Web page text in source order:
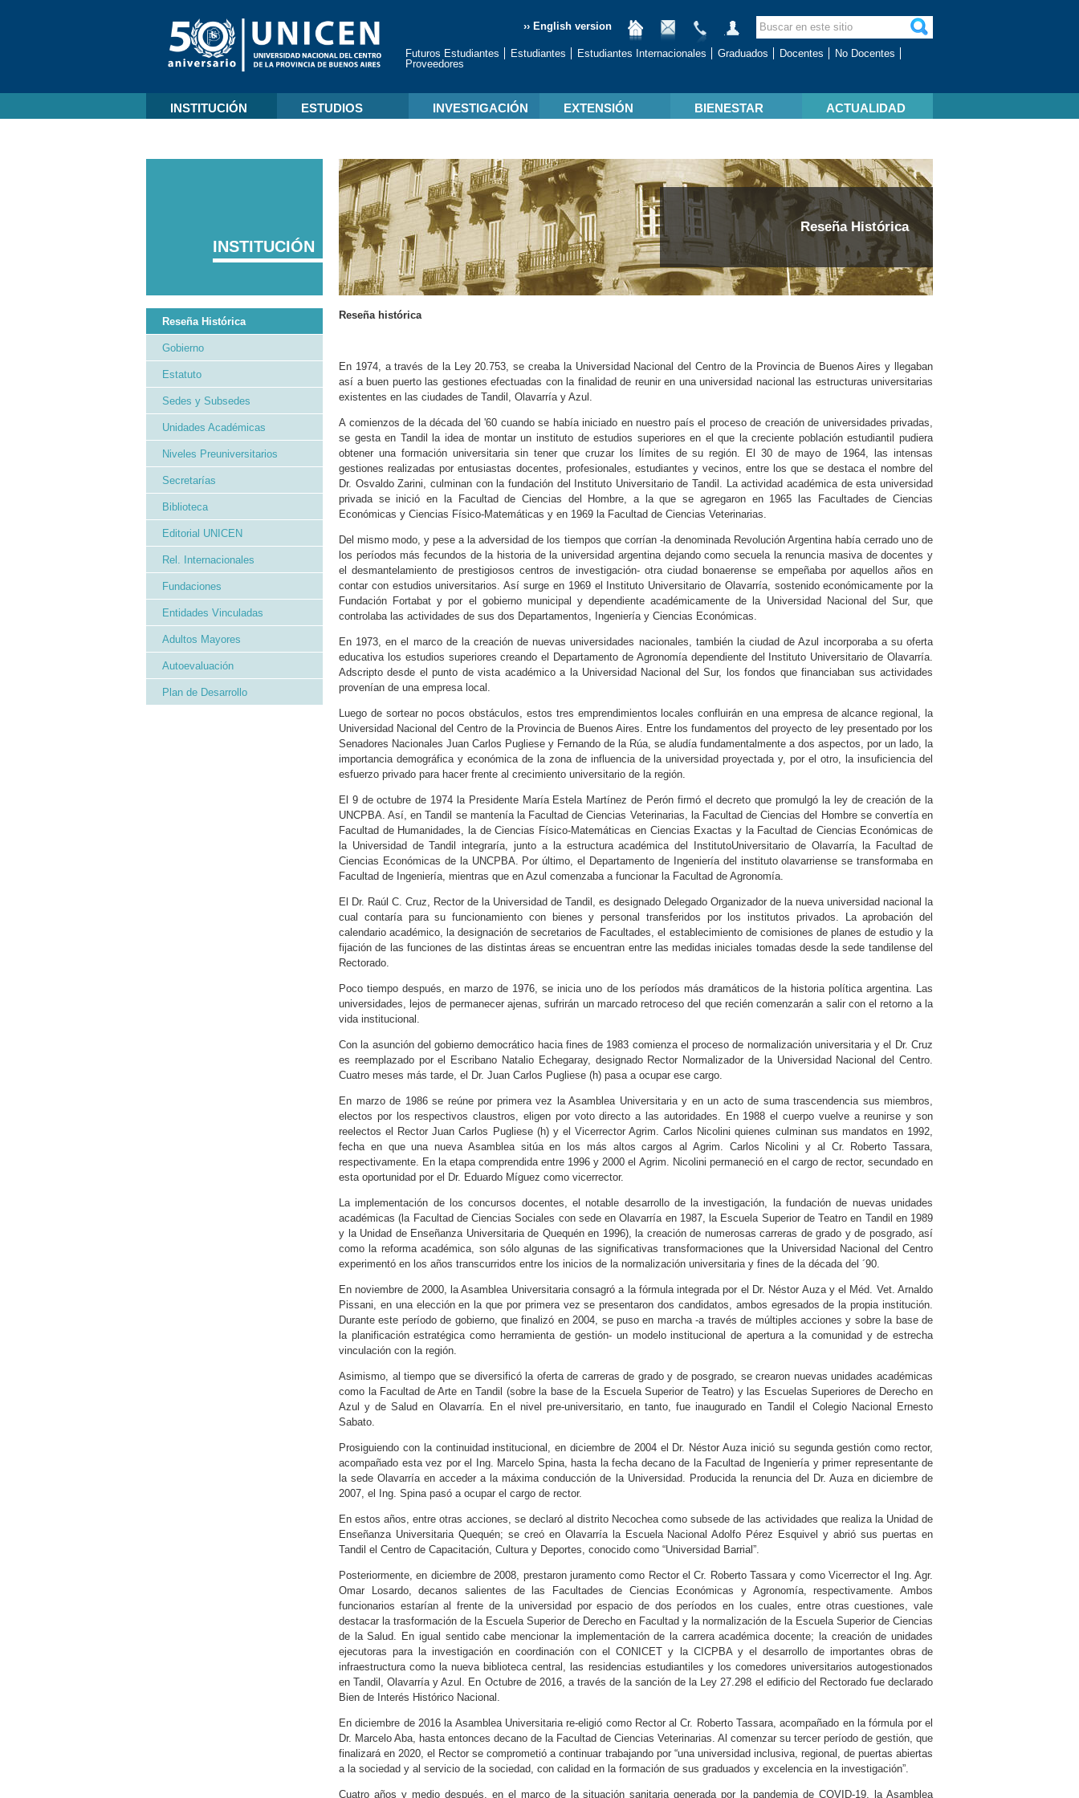
›› English version
Futuros Estudiantes Estudiantes Estudiantes Internacionales Graduados Docentes
No Docentes
Proveedores
INSTITUCIÓN ESTUDIOS INVESTIGACIÓN EXTENSIÓN BIENESTAR ACTUALIDAD
Reseña Histórica
Reseña histórica
En 1974, a través de la Ley 20.753, se creaba la Universidad Nacional del Centro de la Provincia de Buenos Aires y llegaban
así a buen puerto las gestiones efectuadas con la finalidad de reunir en una universidad nacional las estructuras universitarias
existentes en las ciudades de Tandil, Olavarría y Azul.
A comienzos de la década del '60 cuando se había iniciado en nuestro país el proceso de creación de universidades privadas,
se gesta en Tandil la idea de montar un instituto de estudios superiores en el que la creciente población estudiantil pudiera
obtener una formación universitaria sin tener que cruzar los límites de su región. El 30 de mayo de 1964, las intensas
gestiones realizadas por entusiastas docentes, profesionales, estudiantes y vecinos, entre los que se destaca el nombre del
Dr. Osvaldo Zarini, culminan con la fundación del Instituto Universitario de Tandil. La actividad académica de esta universidad
privada se inició en la Facultad de Ciencias del Hombre, a la que se agregaron en 1965 las Facultades de Ciencias
Económicas y Ciencias Físico-Matemáticas y en 1969 la Facultad de Ciencias Veterinarias.
Del mismo modo, y pese a la adversidad de los tiempos que corrían -la denominada Revolución Argentina había cerrado uno de
los períodos más fecundos de la historia de la universidad argentina dejando como secuela la renuncia masiva de docentes y
el desmantelamiento de prestigiosos centros de investigación- otra ciudad bonaerense se empeñaba por aquellos años en
contar con estudios universitarios. Así surge en 1969 el Instituto Universitario de Olavarría, sostenido económicamente por la
Fundación Fortabat y por el gobierno municipal y dependiente académicamente de la Universidad Nacional del Sur, que
controlaba las actividades de sus dos Departamentos, Ingeniería y Ciencias Económicas.
En 1973, en el marco de la creación de nuevas universidades nacionales, también la ciudad de Azul incorporaba a su oferta
educativa los estudios superiores creando el Departamento de Agronomía dependiente del Instituto Universitario de Olavarría.
Adscripto desde el punto de vista académico a la Universidad Nacional del Sur, los fondos que financiaban sus actividades
provenían de una empresa local.
Luego de sortear no pocos obstáculos, estos tres emprendimientos locales confluirán en una empresa de alcance regional, la
Universidad Nacional del Centro de la Provincia de Buenos Aires. Entre los fundamentos del proyecto de ley presentado por los
Senadores Nacionales Juan Carlos Pugliese y Fernando de la Rúa, se aludía fundamentalmente a dos aspectos, por un lado, la
importancia demográfica y económica de la zona de influencia de la universidad proyectada y, por el otro, la insuficiencia del
esfuerzo privado para hacer frente al crecimiento universitario de la región.
El 9 de octubre de 1974 la Presidente María Estela Martínez de Perón firmó el decreto que promulgó la ley de creación de la
UNCPBA. Así, en Tandil se mantenía la Facultad de Ciencias Veterinarias, la Facultad de Ciencias del Hombre se convertía en
Facultad de Humanidades, la de Ciencias Físico-Matemáticas en Ciencias Exactas y la Facultad de Ciencias Económicas de
la Universidad de Tandil integraría, junto a la estructura académica del InstitutoUniversitario de Olavarría, la Facultad de
Ciencias Económicas de la UNCPBA. Por último, el Departamento de Ingeniería del instituto olavarriense se transformaba en
Facultad de Ingeniería, mientras que en Azul comenzaba a funcionar la Facultad de Agronomía.
El Dr. Raúl C. Cruz, Rector de la Universidad de Tandil, es designado Delegado Organizador de la nueva universidad nacional la
cual contaría para su funcionamiento con bienes y personal transferidos por los institutos privados. La aprobación del
calendario académico, la designación de secretarios de Facultades, el establecimiento de comisiones de planes de estudio y la
fijación de las funciones de las distintas áreas se encuentran entre las medidas iniciales tomadas desde la sede tandilense del
Rectorado.
Poco tiempo después, en marzo de 1976, se inicia uno de los períodos más dramáticos de la historia política argentina. Las
universidades, lejos de permanecer ajenas, sufrirán un marcado retroceso del que recién comenzarán a salir con el retorno a la
vida institucional.
Con la asunción del gobierno democrático hacia fines de 1983 comienza el proceso de normalización universitaria y el Dr. Cruz
es reemplazado por el Escribano Natalio Echegaray, designado Rector Normalizador de la Universidad Nacional del Centro.
Cuatro meses más tarde, el Dr. Juan Carlos Pugliese (h) pasa a ocupar ese cargo.
En marzo de 1986 se reúne por primera vez la Asamblea Universitaria y en un acto de suma trascendencia sus miembros,
electos por los respectivos claustros, eligen por voto directo a las autoridades. En 1988 el cuerpo vuelve a reunirse y son
reelectos el Rector Juan Carlos Pugliese (h) y el Vicerrector Agrim. Carlos Nicolini quienes culminan sus mandatos en 1992,
fecha en que una nueva Asamblea sitúa en los más altos cargos al Agrim. Carlos Nicolini y al Cr. Roberto Tassara,
respectivamente. En la etapa comprendida entre 1996 y 2000 el Agrim. Nicolini permaneció en el cargo de rector, secundado en
esta oportunidad por el Dr. Eduardo Míguez como vicerrector.
La implementación de los concursos docentes, el notable desarrollo de la investigación, la fundación de nuevas unidades
académicas (la Facultad de Ciencias Sociales con sede en Olavarría en 1987, la Escuela Superior de Teatro en Tandil en 1989
y la Unidad de Enseñanza Universitaria de Quequén en 1996), la creación de numerosas carreras de grado y de posgrado, así
como la reforma académica, son sólo algunas de las significativas transformaciones que la Universidad Nacional del Centro
experimentó en los años transcurridos entre los inicios de la normalización universitaria y fines de la década del ´90.
En noviembre de 2000, la Asamblea Universitaria consagró a la fórmula integrada por el Dr. Néstor Auza y el Méd. Vet. Arnaldo
Pissani, en una elección en la que por primera vez se presentaron dos candidatos, ambos egresados de la propia institución.
Durante este período de gobierno, que finalizó en 2004, se puso en marcha -a través de múltiples acciones y sobre la base de
la planificación estratégica como herramienta de gestión- un modelo institucional de apertura a la comunidad y de estrecha
vinculación con la región.
Asimismo, al tiempo que se diversificó la oferta de carreras de grado y de posgrado, se crearon nuevas unidades académicas
como la Facultad de Arte en Tandil (sobre la base de la Escuela Superior de Teatro) y las Escuelas Superiores de Derecho en
Azul y de Salud en Olavarría. En el nivel pre-universitario, en tanto, fue inaugurado en Tandil el Colegio Nacional Ernesto
Sabato.
Prosiguiendo con la continuidad institucional, en diciembre de 2004 el Dr. Néstor Auza inició su segunda gestión como rector,
acompañado esta vez por el Ing. Marcelo Spina, hasta la fecha decano de la Facultad de Ingeniería y primer representante de
la sede Olavarría en acceder a la máxima conducción de la Universidad. Producida la renuncia del Dr. Auza en diciembre de
2007, el Ing. Spina pasó a ocupar el cargo de rector.
En estos años, entre otras acciones, se declaró al distrito Necochea como subsede de las actividades que realiza la Unidad de
Enseñanza Universitaria Quequén; se creó en Olavarría la Escuela Nacional Adolfo Pérez Esquivel y abrió sus puertas en
Tandil el Centro de Capacitación, Cultura y Deportes, conocido como “Universidad Barrial”.
Posteriormente, en diciembre de 2008, prestaron juramento como Rector el Cr. Roberto Tassara y como Vicerrector el Ing. Agr.
Omar Losardo, decanos salientes de las Facultades de Ciencias Económicas y Agronomía, respectivamente. Ambos
funcionarios estarían al frente de la universidad por espacio de dos períodos en los cuales, entre otras cuestiones, vale
destacar la trasformación de la Escuela Superior de Derecho en Facultad y la normalización de la Escuela Superior de Ciencias
de la Salud. En igual sentido cabe mencionar la implementación de la carrera académica docente; la creación de unidades
ejecutoras para la investigación en coordinación con el CONICET y la CICPBA y el desarrollo de importantes obras de
infraestructura como la nueva biblioteca central, las residencias estudiantiles y los comedores universitarios autogestionados
en Tandil, Olavarría y Azul. En Octubre de 2016, a través de la sanción de la Ley 27.298 el edificio del Rectorado fue declarado
Bien de Interés Histórico Nacional.
En diciembre de 2016 la Asamblea Universitaria re-eligió como Rector al Cr. Roberto Tassara, acompañado en la fórmula por el
Dr. Marcelo Aba, hasta entonces decano de la Facultad de Ciencias Veterinarias. Al comenzar su tercer período de gestión, que
finalizará en 2020, el Rector se comprometió a continuar trabajando por “una universidad inclusiva, regional, de puertas abiertas
a la sociedad y al servicio de la sociedad, con calidad en la formación de sus graduados y excelencia en la investigación”.
Cuatro años y medio después, en el marco de la situación sanitaria generada por la pandemia de COVID-19, la Asamblea
INSTITUCIÓN
Reseña Histórica
Gobierno
Estatuto
Sedes y Subsedes
Unidades Académicas
Niveles Preuniversitarios
Secretarías
Biblioteca
Editorial UNICEN
Rel. Internacionales
Fundaciones
Entidades Vinculadas
Adultos Mayores
Autoevaluación
Plan de Desarrollo